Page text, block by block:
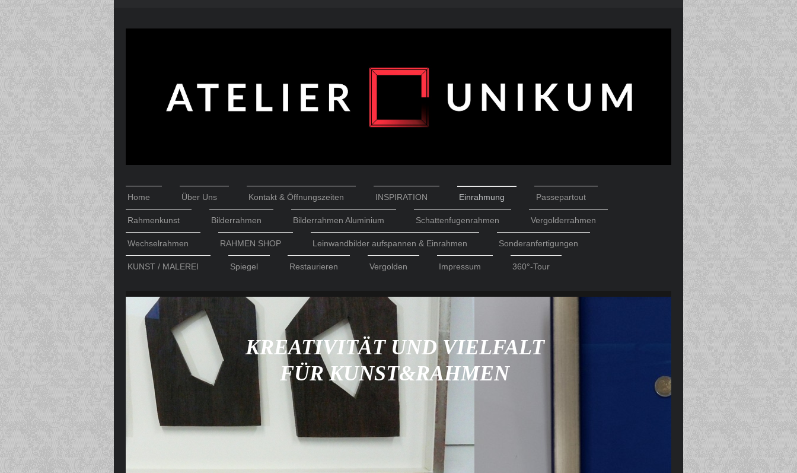
Home Über Uns Kontakt & Öffnungszeiten INSPIRATION Einrahmung Passepartout
Rahmenkunst Bilderrahmen Bilderrahmen Aluminium Schattenfugenrahmen Vergolderrahmen
Wechselrahmen RAHMEN SHOP Leinwandbilder aufspannen & Einrahmen Sonderanfertigungen
KUNST / MALEREI Spiegel Restaurieren Vergolden Impressum 360°-Tour
KREATIVITÄT UND VIELFALT
FÜR KUNST&RAHMEN